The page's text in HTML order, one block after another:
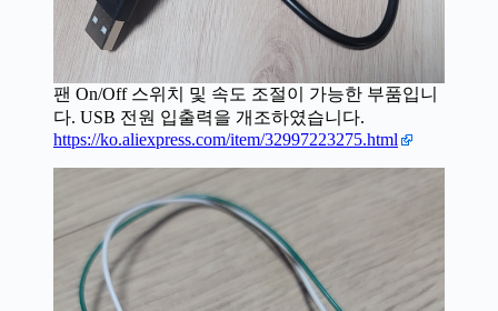
팬 On/Off 스위치 및 속도 조절이 가능한 부품입니
다. USB 전원 입출력을 개조하였습니다.
https://ko.aliexpress.com/item/32997223275.html